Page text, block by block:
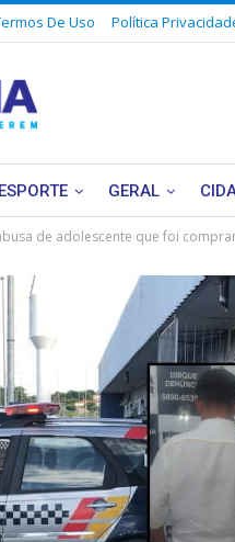
De Uso Política
ESPORTE GERAL
de adolescente que foi